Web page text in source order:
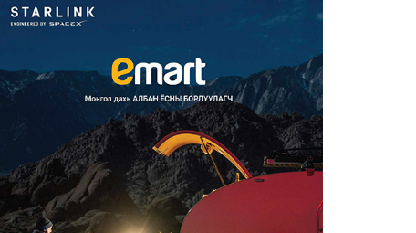
2026/08/07
Улаанбаатарт өдөртөө 30 хэм
дулаан
2026/08/07
Улсын чанартай хатуу
хучилттай авто замын талаас
и...